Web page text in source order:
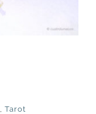
Tarot